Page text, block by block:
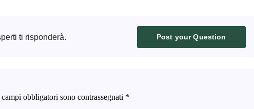
ti risponderà. Post your Question
obbligatori sono contrassegnati *